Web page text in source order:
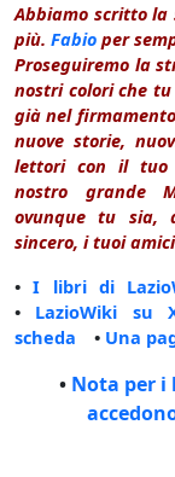
Abbiamo scritto
più. Fabio per
Proseguiremo la
nostri colori che
già nel
nuove storie,
lettori con il tuo
nostro grande
ovunque tu sia,
sincero, i tuoi
•I libri di
• LazioWiki su
scheda • Una
• Nota per i